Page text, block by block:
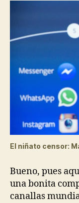
El niñato censor:
Bueno, pues
una bonita
canallas